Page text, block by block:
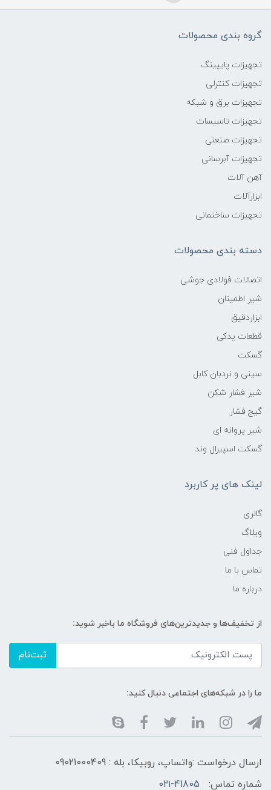
گروه بندی محصولات
تجهیزات پایپینگ
تجهیزات کنترلی
تجهیزات برق و شبکه
تجهیزات تاسیسات
تجهیزات صنعتی
تجهیزات آبرسانی
آهن آلات
ابزارآلات
تجهیزات ساختمانی
دسته بندی محصولات
اتصالات فولادی جوشی
شیر اطمینان
ابزاردقیق
قطعات یدکی
گسکت
سینی و نردبان کابل
شیر فشار شکن
گیج فشار
شیر پروانه ای
گسکت اسپیرال وند
لینک های پر کاربرد
گالری
وبلاگ
جداول فنی
تماس با ما
درباره ما
از تخفیف‌ها و جدیدترین‌های فروشگاه ما باخبر شوید:
ثبت‌نام
ما را در شبکه‌های اجتماعی دنبال کنید:
ارسال درخواست :واتساپ، روبیکا، بله : 09021000409
شماره تماس:
۰۲۱-41805